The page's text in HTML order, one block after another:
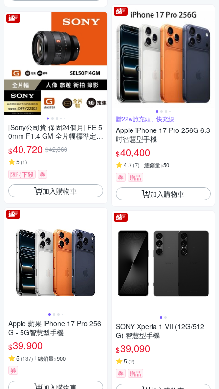
[Sony公司貨 保固24個月] FE 5
0mm F1.4 GM 全片幅標準定焦
鏡頭 SEL50F14GM
$40,720 $42,863
5 (1)
限時下殺 券
加入購物車
Apple 蘋果 iPhone 17 Pro 256
G - 5G智慧型手機
$39,900
5 (137) 總銷量>900
券
加入購物車
贈22w旅充頭、快充線
Apple iPhone 17 Pro 256G 6.3
吋智慧型手機
$40,400
4.7(7) 總銷量>50
券 贈品
加入購物車
SONY Xperia 1 VII (12G/512
G) 智慧型手機
$39,090
5 (2)
券 贈品